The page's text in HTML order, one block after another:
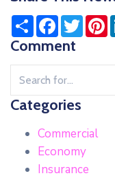
ShareFacebook
Comment
Categories
Commercial
Economy
Insurance